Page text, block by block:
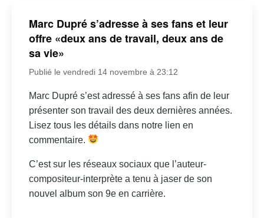
Marc Dupré s’adresse à ses fans et leur
offre «deux ans de travail, deux ans de
sa vie»
Publié le vendredi 14 novembre à 23:12
Marc Dupré s’est adressé à ses fans afin de leur
présenter son travail des deux dernières années.
Lisez tous les détails dans notre lien en
commentaire.
C’est sur les réseaux sociaux que l’auteur-
compositeur-interprète a tenu à jaser de son
nouvel album son 9e en carrière.